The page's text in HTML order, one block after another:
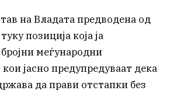
на Владата предводена од
позиција која ја
меѓународни
јасно предупредуваат дека
да прави отстапки без